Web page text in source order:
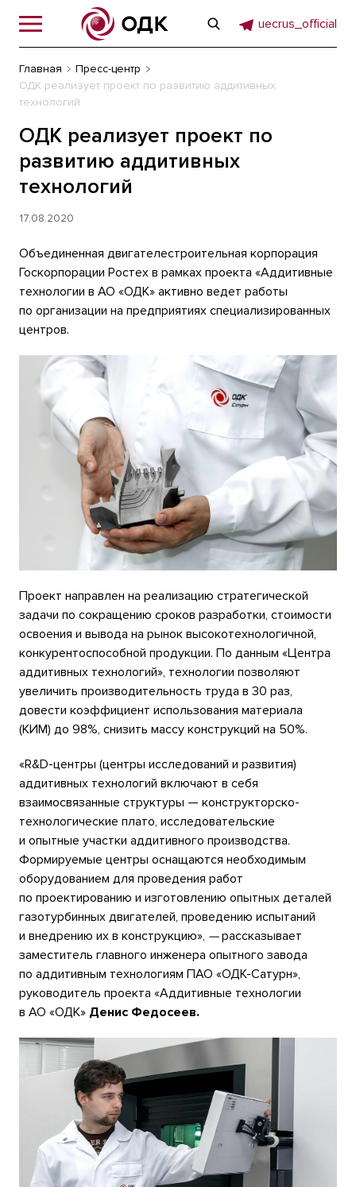
uecrus_official
Главная
Пресс-центр
ОДК реализует проект по развитию аддитивных
технологий
ОДК реализует проект по
развитию аддитивных
технологий
17.08.2020
Объединенная двигателестроительная корпорация
Госкорпорации Ростех в рамках проекта «Аддитивные
технологии в АО «ОДК» активно ведет работы
по организации на предприятиях специализированных
центров.
Проект направлен на реализацию стратегической
задачи по сокращению сроков разработки, стоимости
освоения и вывода на рынок высокотехнологичной,
конкурентоспособной продукции. По данным «Центра
аддитивных технологий», технологии позволяют
увеличить производительность труда в 30 раз,
довести коэффициент использования материала
(КИМ) до 98%, снизить массу конструкций на 50%.
«R&D-центры (центры исследований и развития)
аддитивных технологий включают в себя
взаимосвязанные структуры — конструкторско-
технологические плато, исследовательские
и опытные участки аддитивного производства.
Формируемые центры оснащаются необходимым
оборудованием для проведения работ
по проектированию и изготовлению опытных деталей
газотурбинных двигателей, проведению испытаний
и внедрению их в конструкцию», —рассказывает
заместитель главного инженера опытного завода
по аддитивным технологиям ПАО «ОДК-Сатурн»,
руководитель проекта «Аддитивные технологии
в АО «ОДК» Денис Федосеев.